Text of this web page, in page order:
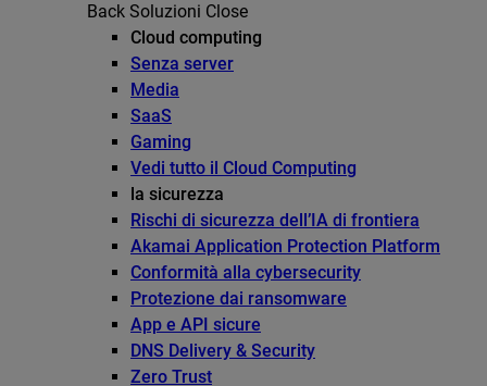
Back Soluzioni Close
Cloud computing
Senza server
Media
SaaS
Gaming
Vedi tutto il Cloud Computing
la sicurezza
Rischi di sicurezza dell’IA di frontiera
Akamai Application Protection Platform
Conformità alla cybersecurity
Protezione dai ransomware
App e API sicure
DNS Delivery & Security
Zero Trust